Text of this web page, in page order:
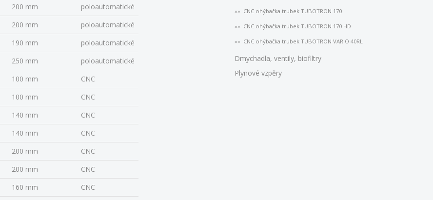
200 mm
poloautomatické
200 mm
poloautomatické
190 mm
poloautomatické
250 mm
poloautomatické
100 mm
CNC
100 mm
CNC
140 mm
CNC
140 mm
CNC
200 mm
CNC
200 mm
CNC
160 mm
CNC
CNC ohýbačka trubek TUBOTRON 170
CNC ohýbačka trubek TUBOTRON 170 HD
CNC ohýbačka trubek TUBOTRON VARIO 40RL
Dmychadla, ventily, biofiltry
Plynové vzpěry